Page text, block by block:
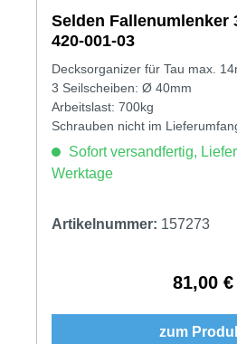
Selden Fallenumlenker
420-001-03
Decksorganizer für Tau max.
3 Seilscheiben: Ø 40mm
Arbeitslast: 700kg
Schrauben nicht im
Sofort versandfertig,
Werktage
Artikelnummer: 157273
81,00 €
zum